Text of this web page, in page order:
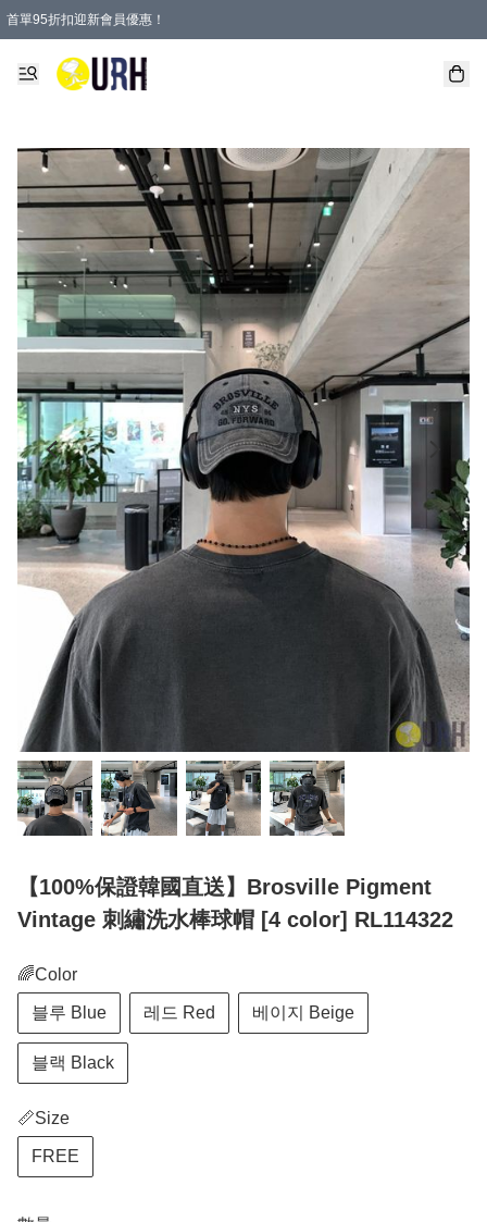
首單95折扣迎新會員優惠！
特選會員可享全單低至 95 折優惠！
單一訂單滿HKD600(澳門HKD800)包郵寄順豐送到家。
【100%保證韓國直送】Brosville Pigment
Vintage 刺繡洗水棒球帽 [4 color] RL114322
🌈Color
블루 Blue 레드 Red 베이지 Beige
블랙 Black
📏Size
FREE